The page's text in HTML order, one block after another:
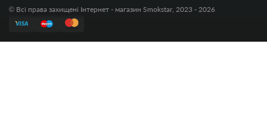
© Всі права захищені Інтернет - магазин Smokstar, 2023 - 2026